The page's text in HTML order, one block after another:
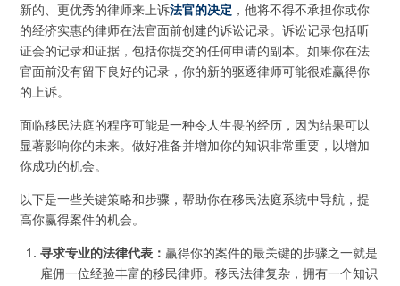
新的、更优秀的律师来上诉法官的决定 ，他将不得不承担你或你
的经济实惠的律师在法官面前创建的诉讼记录。诉讼记录包括听
证会的记录和证据，包括你提交的任何申请的副本。如果你在法
官面前没有留下良好的记录，你的新的驱逐律师可能很难赢得你
的上诉。
面临移民法庭的程序可能是一种令人生畏的经历，因为结果可以
显著影响你的未来。做好准备并增加你的知识非常重要，以增加
你成功的机会。
以下是一些关键策略和步骤，帮助你在移民法庭系统中导航，提
高你赢得案件的机会。
寻求专业的法律代表： 赢得你的案件的最关键的步骤之一就是
雇佣一位经验丰富的移民律师。移民法律复杂，拥有一个知识